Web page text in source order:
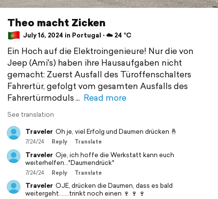
Theo macht Zicken
July 16, 2024 in Portugal ⋅ ☁️ 24 °C
Ein Hoch auf die Elektroingenieure! Nur die von
Jeep (Ami's) haben ihre Hausaufgaben nicht
gemacht: Zuerst Ausfall des Türoffenschalters
Fahrertür, gefolgt vom gesamten Ausfalls des
Fahrertürmoduls
Read more
See translation
Traveler Oh je, viel Erfolg und Daumen drücken 🤞
7/24/24 Reply Translate
Traveler Oje, ich hoffe die Werkstatt kann euch
weiterhelfen...*Daumendrück*
7/24/24 Reply Translate
Traveler OJE, drücken die Daumen, dass es bald
weitergeht.......trinkt noch einen 🍷 🍷 🍷